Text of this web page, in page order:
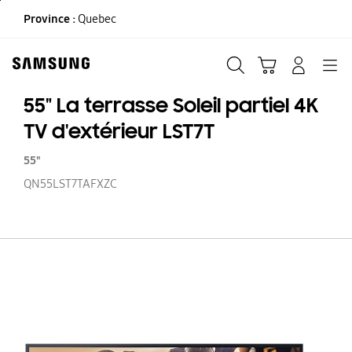
Province : Quebec
55" La terrasse Soleil partiel 4K
TV d'extérieur LST7T
55"
QN55LST7TAFXZC